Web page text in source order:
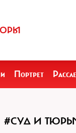
Портрет
#СУД И